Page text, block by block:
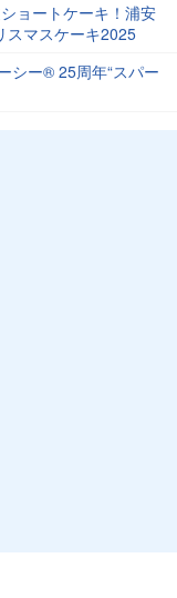
ョートケーキ！浦安
スマスケーキ2025
シー® 25周年“スパー